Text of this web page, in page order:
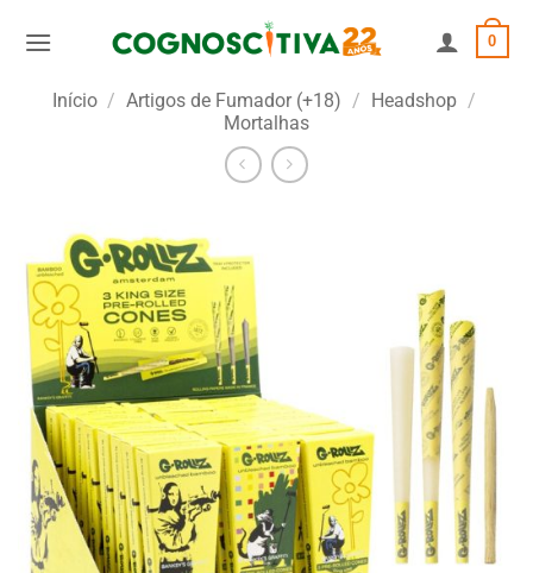
0
Início / Artigos de Fumador (+18) / Headshop /
Mortalhas